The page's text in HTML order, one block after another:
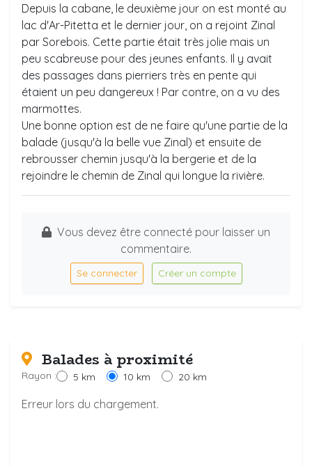
Depuis la cabane, le deuxième jour on est monté au
lac d'Ar-Pitetta et le dernier jour, on a rejoint Zinal
par Sorebois. Cette partie était très jolie mais un
peu scabreuse pour des jeunes enfants. Il y avait
des passages dans pierriers très en pente qui
étaient un peu dangereux ! Par contre, on a vu des
marmottes.
Une bonne option est de ne faire qu'une partie de la
balade (jusqu'à la belle vue Zinal) et ensuite de
rebrousser chemin jusqu'à la bergerie et de la
rejoindre le chemin de Zinal qui longue la rivière.
Vous devez être connecté pour laisser un
commentaire.
Se connecter Créer un compte
Balades à proximité
Rayon : 5 km 10 km 20 km
Erreur lors du chargement.